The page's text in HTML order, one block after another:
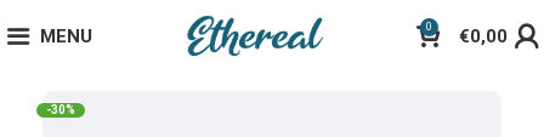
MENU 0 €0,00
-30%